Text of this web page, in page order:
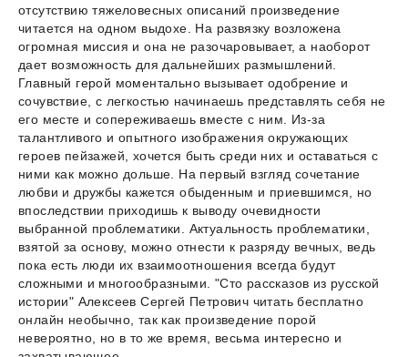
отсутствию тяжеловесных описаний произведение
читается на одном выдохе. На развязку возложена
огромная миссия и она не разочаровывает, а наоборот
дает возможность для дальнейших размышлений.
Главный герой моментально вызывает одобрение и
сочувствие, с легкостью начинаешь представлять себя не
его месте и сопереживаешь вместе с ним. Из-за
талантливого и опытного изображения окружающих
героев пейзажей, хочется быть среди них и оставаться с
ними как можно дольше. На первый взгляд сочетание
любви и дружбы кажется обыденным и приевшимся, но
впоследствии приходишь к выводу очевидности
выбранной проблематики. Актуальность проблематики,
взятой за основу, можно отнести к разряду вечных, ведь
пока есть люди их взаимоотношения всегда будут
сложными и многообразными. "Сто рассказов из русской
истории" Алексеев Сергей Петрович читать бесплатно
онлайн необычно, так как произведение порой
невероятно, но в то же время, весьма интересно и